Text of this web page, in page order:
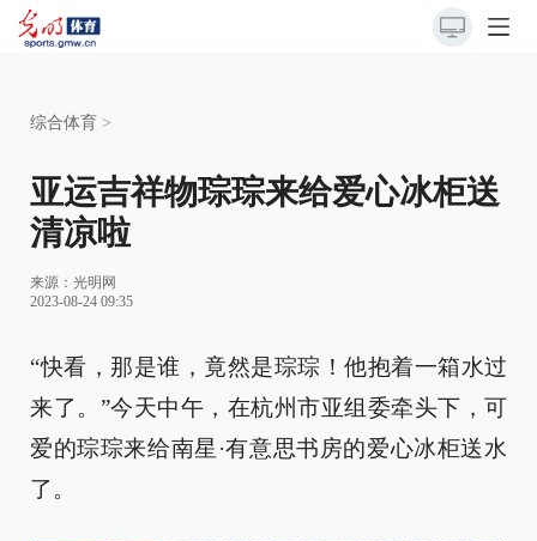
综合体育 >
亚运吉祥物琮琮来给爱心冰柜送
清凉啦
来源： 光明网
2023-08-24 09:35
“快看，那是谁，竟然是琮琮！他抱着一箱水过
来了。”今天中午，在杭州市亚组委牵头下，可
爱的琮琮来给南星·有意思书房的爱心冰柜送水
了。